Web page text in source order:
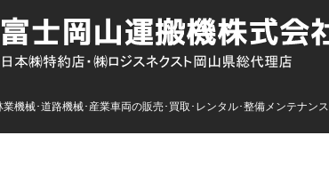
機械･道路機械･産業車両の販売･買取･レンタル･整備メンテナンス